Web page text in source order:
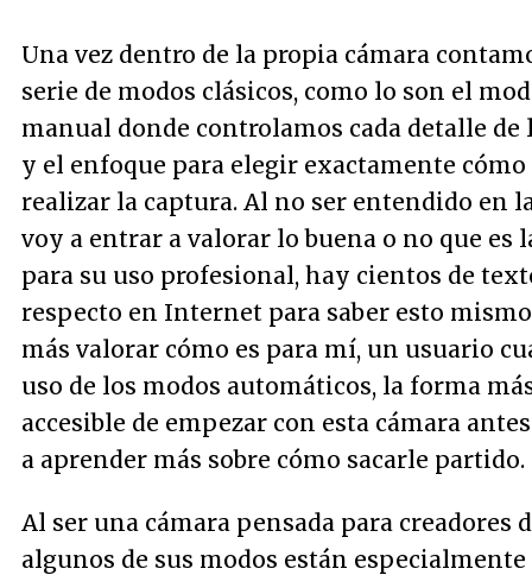
Una vez dentro de la propia cámara
serie de modos clásicos, como lo son el
manual donde controlamos cada detalle
y el enfoque para elegir exactamente
realizar la captura. Al no ser entendido en
voy a entrar a valorar lo buena o no que es
para su uso profesional, hay cientos de
respecto en Internet para saber esto
más valorar cómo es para mí, un usuario
uso de los modos automáticos, la forma
accesible de empezar con esta cámara
a aprender más sobre cómo sacarle partido.
Al ser una cámara pensada para creadores
algunos de sus modos están